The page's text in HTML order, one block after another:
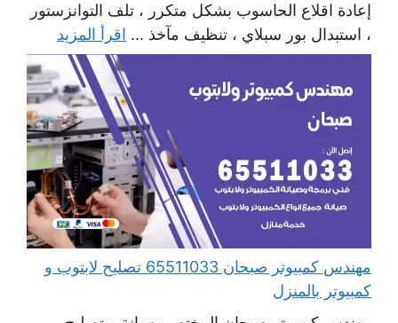
إعادة اقلاع الحاسوب بشكل متكرر ، تلف التوانزستور
، استبدال بور سبلاي ، تنظيف مآخذ ... اقرأ المزيد
مهندس كمبيوتر صبحان 65511033 تصليح لابتوب و
كمبيوتر بالمنزل